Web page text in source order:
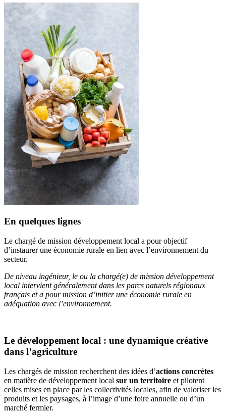
En quelques lignes
Le chargé de mission développement local a pour objectif
d’instaurer une économie rurale en lien avec l’environnement du
secteur.
De niveau ingénieur, le ou la chargé(e) de mission développement
local intervientgénéralement dans les parcs naturels régionaux
français et a pour mission d’initier une économie rurale en
adéquation avec l’environnement.
Le développement local : une dynamique créative
dans l’agriculture
Les chargés de mission recherchent des idées d’actions concrètes
en matière de développement local sur un territoire et pilotent
celles mises en place par les collectivités locales, afin de valoriser les
produits et les paysages, à l’image d’une foire annuelle ou d’un
marché fermier.